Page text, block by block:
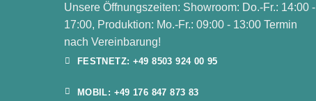
Unsere Öffnungszeiten: Showroom: Do.-Fr.: 14:00 -
17:00, Produktion: Mo.-Fr.: 09:00 - 13:00 Termin
nach Vereinbarung!
FESTNETZ: +49 8503 924 00 95
MOBIL: +49 176 847 873 83